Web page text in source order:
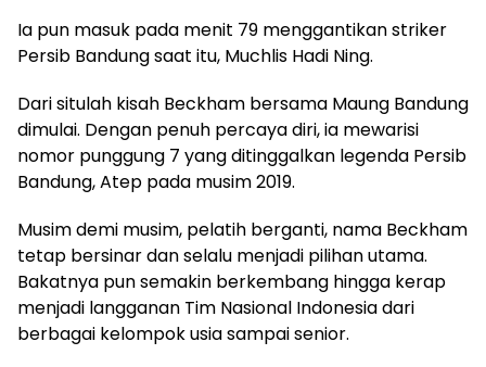
Ia pun masuk pada menit 79 menggantikan striker
Persib Bandung saat itu, Muchlis Hadi Ning.
Dari situlah kisah Beckham bersama Maung Bandung
dimulai. Dengan penuh percaya diri, ia mewarisi
nomor punggung 7 yang ditinggalkan legenda Persib
Bandung, Atep pada musim 2019.
Musim demi musim, pelatih berganti, nama Beckham
tetap bersinar dan selalu menjadi pilihan utama.
Bakatnya pun semakin berkembang hingga kerap
menjadi langganan Tim Nasional Indonesia dari
berbagai kelompok usia sampai senior.